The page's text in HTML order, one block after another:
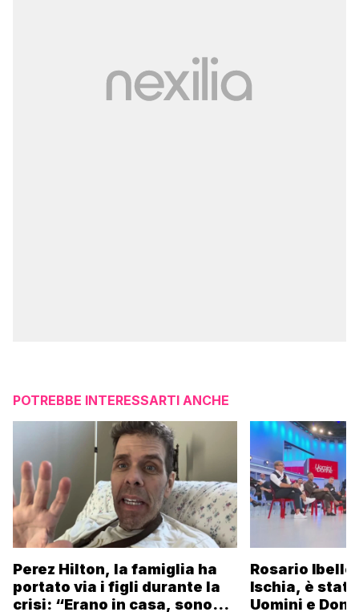
POTREBBE INTERESSARTI ANCHE
Perez Hilton, la famiglia ha
portato via i figli durante la
crisi: “Erano in casa, sono
Rosario
Ischia, è
Uomini e